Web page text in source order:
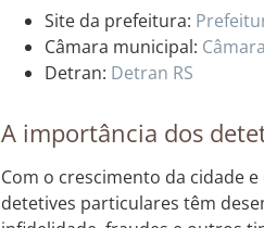
Site da prefeitura:
Câmara municipal:
Detran: Detran RS
A importância dos
Com o crescimento da cidade
detetives particulares têm